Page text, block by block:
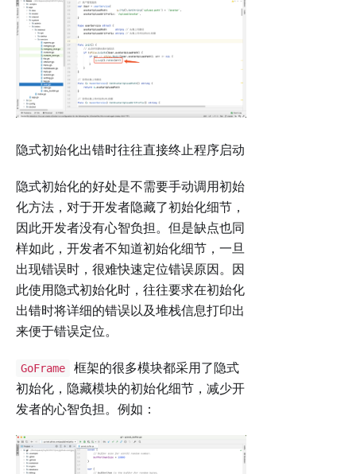
隐式初始化出错时往往直接终止程序启动
隐式初始化的好处是不需要手动调用初始
化方法，对于开发者隐藏了初始化细节，
因此开发者没有心智负担。但是缺点也同
样如此，开发者不知道初始化细节，一旦
出现错误时，很难快速定位错误原因。因
此使用隐式初始化时，往往要求在初始化
出错时将详细的错误以及堆栈信息打印出
来便于错误定位。
GoFrame
框架的很多模块都采用了隐式
初始化，隐藏模块的初始化细节，减少开
发者的心智负担。例如：